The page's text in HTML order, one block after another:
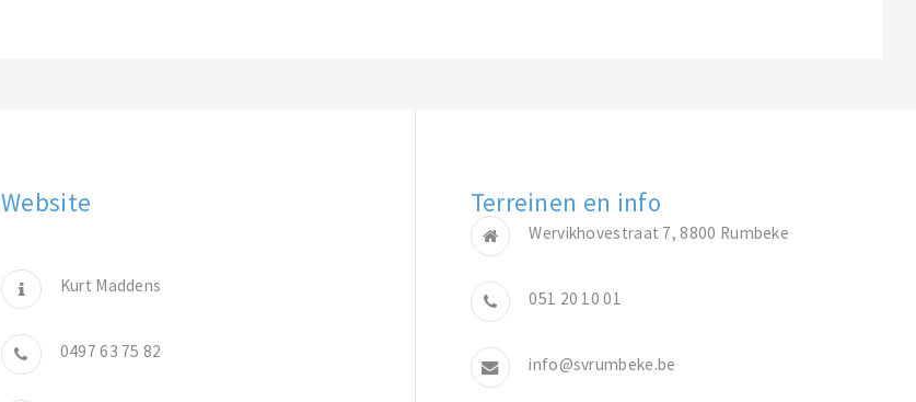
Website
Kurt Maddens
0497 63 75 82
Terreinen en info
Wervikhovestraat 7, 8800 Rumbeke
051 20 10 01
info@svrumbeke.be